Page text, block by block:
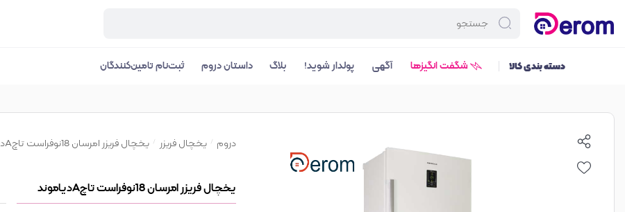
دسته بندی کالا شگفت انگیزها آگهی پولدار شوید! بلاگ داستان دروم ثبت‌نام تامین‌کنندگان
دروم یخچال فریزر یخچال فریزر امرسان 18نوفراست تاچAدیاموند
یخچال فریزر امرسان 18نوفراست تاچAدیاموند